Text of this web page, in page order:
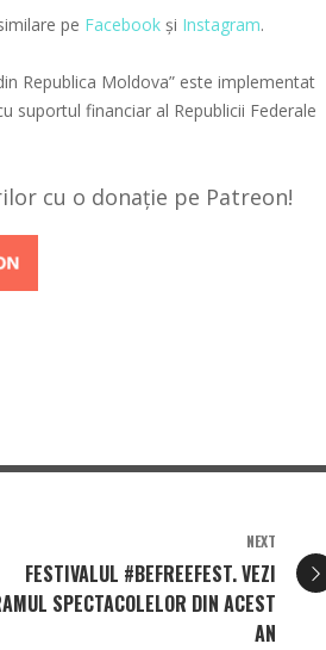
pe Facebook și Instagram.
Republica Moldova” este implementat
suportul financiar al Republicii Federale
cu o donație pe Patreon!
NEXT
FESTIVALUL #BEFREEFEST. VEZI
SPECTACOLELOR DIN ACEST
AN